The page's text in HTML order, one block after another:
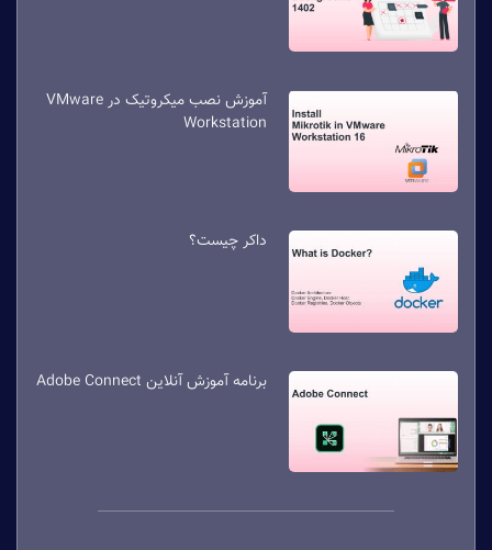
آموزش نصب میکروتیک در VMware
Workstation
داکر چیست؟
برنامه آموزش آنلاین Adobe Connect